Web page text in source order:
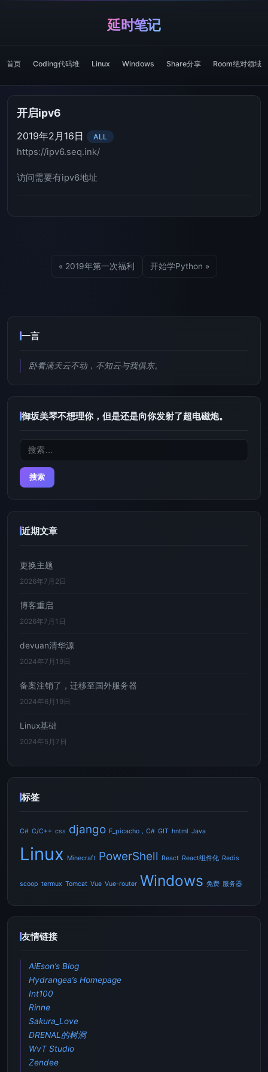
延时笔记
首页 Coding代码堆 Linux Windows Share分享 Room绝对领域
开启ipv6
2019年2月16日 ALL
https://ipv6.seq.ink/
访问需要有ipv6地址
« 2019年第一次福利 开始学Python »
一言
卧看满天云不动，不知云与我俱东。
御坂美琴不想理你，但是还是向你发射了超电磁炮。
搜
近期文章
更换主题
2026年7月2日
博客重启
2026年7月1日
devuan清华源
2024年7月19日
备案注销了，迁移至国外服务器
2024年6月19日
Linux基础
2024年5月7日
标签
C# C/C++ css django F_picacho，C# GIT hntml Java
Linux Minecraft PowerShell React React组件化 Redis
scoop termux Tomcat Vue Vue-router Windows 免费 服务器
友情链接
AiEson’s Blog
Hydrangea’s Homepage
Int100
Rinne
Sakura_Love
DRENAL的树洞
WvT Studio
Zendee